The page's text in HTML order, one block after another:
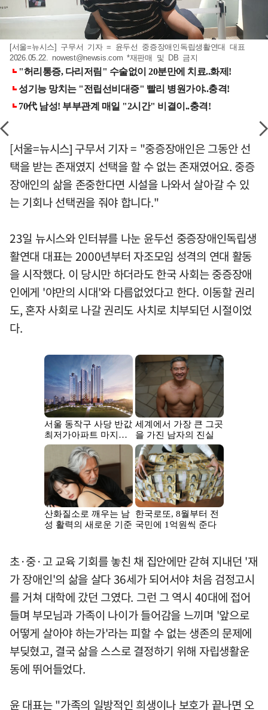
[서울=뉴시스] 구무서 기자 = 윤두선 중증장애인독립생활연대 대표
2026.05.22. nowest@newsis.com *재판매 및 DB 금지
[서울=뉴시스] 구무서 기자 = "중증장애인은 그동안 선
택을 받는 존재였지 선택을 할 수 없는 존재였어요. 중증
장애인의 삶을 존중한다면 시설을 나와서 살아갈 수 있
는 기회나 선택권을 줘야 합니다."
23일 뉴시스와 인터뷰를 나눈 윤두선 중증장애인독립생
활연대 대표는 2000년부터 자조모임 성격의 연대 활동
을 시작했다. 이 당시만 하더라도 한국 사회는 중증장애
인에게 '야만의 시대'와 다름없었다고 한다. 이동할 권리
도, 혼자 사회로 나갈 권리도 사치로 치부되던 시절이었
다.
초·중·고 교육 기회를 놓친 채 집안에만 갇혀 지내던 '재
가 장애인'의 삶을 살다 36세가 되어서야 처음 검정고시
를 거쳐 대학에 갔던 그였다. 그런 그 역시 40대에 접어
들며 부모님과 가족이 나이가 들어감을 느끼며 '앞으로
어떻게 살아야 하는가'라는 피할 수 없는 생존의 문제에
부딪혔고, 결국 삶을 스스로 결정하기 위해 자립생활운
동에 뛰어들었다.
윤 대표는 "가족의 일방적인 희생이나 보호가 끝나면 오